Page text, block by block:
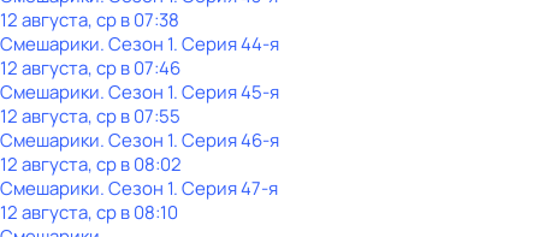
12 августа, ср в 07:38
Смешарики. Сезон 1. Серия 44-я
12 августа, ср в 07:46
Смешарики. Сезон 1. Серия 45-я
12 августа, ср в 07:55
Смешарики. Сезон 1. Серия 46-я
12 августа, ср в 08:02
Смешарики. Сезон 1. Серия 47-я
12 августа, ср в 08:10